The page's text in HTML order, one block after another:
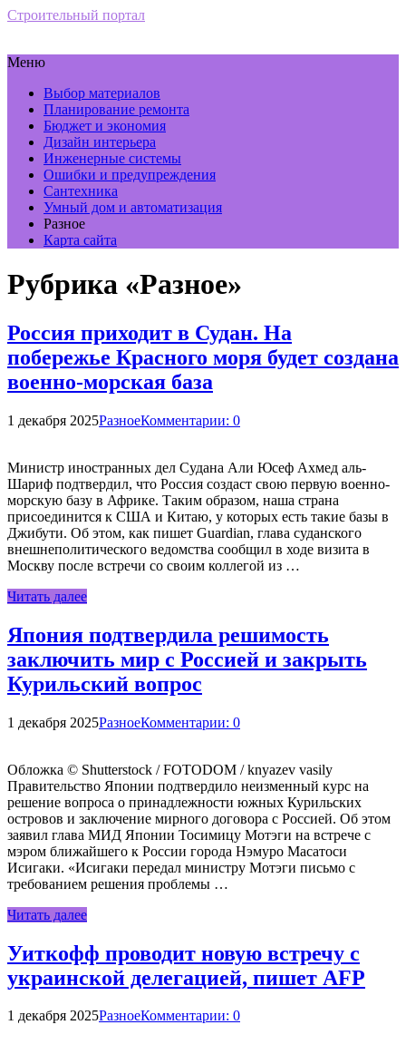
Строительный портал
Меню
Выбор материалов
Планирование ремонта
Бюджет и экономия
Дизайн интерьера
Инженерные системы
Ошибки и предупреждения
Сантехника
Умный дом и автоматизация
Разное
Карта сайта
Рубрика «Разное»
Россия приходит в Судан. На
побережье Красного моря будет создана
военно-морская база
1 декабря 2025РазноеКомментарии: 0
Министр иностранных дел Судана Али Юсеф Ахмед аль-
Шариф подтвердил, что Россия создаст свою первую военно-
морскую базу в Африке. Таким образом, наша страна
присоединится к США и Китаю, у которых есть такие базы в
Джибути. Об этом, как пишет Guardian, глава суданского
внешнеполитического ведомства сообщил в ходе визита в
Москву после встречи со своим коллегой из …
Читать далее
Япония подтвердила решимость
заключить мир с Россией и закрыть
Курильский вопрос
1 декабря 2025РазноеКомментарии: 0
Обложка © Shutterstock / FOTODOM / knyazev vasily
Правительство Японии подтвердило неизменный курс на
решение вопроса о принадлежности южных Курильских
островов и заключение мирного договора с Россией. Об этом
заявил глава МИД Японии Тосимицу Мотэги на встрече с
мэром ближайшего к России города Нэмуро Масатоси
Исигаки. «Исигаки передал министру Мотэги письмо с
требованием решения проблемы …
Читать далее
Уиткофф проводит новую встречу с
украинской делегацией, пишет AFP
1 декабря 2025РазноеКомментарии: 0